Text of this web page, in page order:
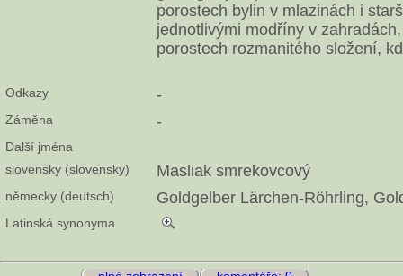
porostech bylin v mlazinách i
jednotlivými modříny v
porostech rozmanitého složení,
Odkazy -
Záměna -
Další jména
slovensky (slovensky)
Masliak smrekovcový
německy (deutsch) Goldgelber Lärchen-Röhrling,
Latinská synonyma